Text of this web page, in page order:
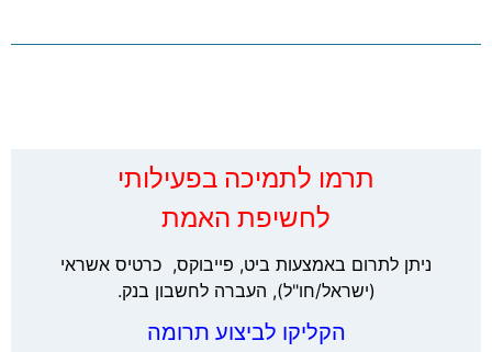
‏תרמו לתמיכה בפעילותי
לחשיפת האמת
ניתן לתרום באמצעות ביט, פייבוקס, כרטיס אשראי
(ישראל/חו"ל), העברה לחשבון בנק.
הקליקו לביצוע תרומה